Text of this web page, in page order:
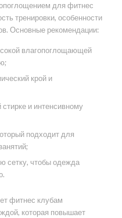
для фитнес
тренировки, особенности
Основные рекомендации:
влагопоглощающей
крой и
и интенсивному
подходит для
сетку, чтобы одежда
фитнес клубам
которая повышает